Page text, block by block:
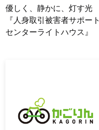
優しく、静かに、灯す光
『人身取引被害者サポート
センターライトハウス』